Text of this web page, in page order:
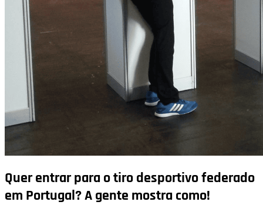
Quer entrar para o tiro desportivo federado
em Portugal? A gente mostra como!